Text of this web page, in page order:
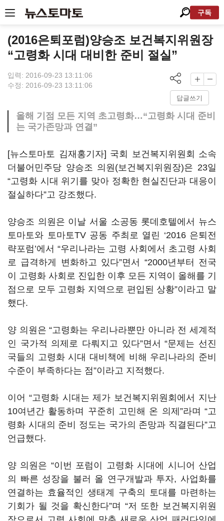
구독
(2016은퇴포럼)양승조 보건복지위원장
“고령화 시대 대비한 준비 절실”
입력: 2016-09-23 13:11:06
수정: 2016-09-23 13:11:06
답글쓰기
올해 기점 모든 지역 초고령화…“고령화 시대 준비
는 국가존망과 연결”
[뉴스토마토 김재홍기자] 국회 보건복지위원회 소속
더불어민주당 양승조 의원(보건복지위원장)은 23일
“고령화 시대 위기를 맞아 정확한 현실진단과 대응이
절실하다”고 강조했다.
양승조 의원은 이날 서울 소공동 롯데호텔에서 뉴스
토마토와 토마토TV 공동 주최로 열린 ‘2016 은퇴전
략포럼’에서 “우리나라는 고령 사회에서 초고령 사회
로 급격하게 변화하고 있다”면서 “2000년부터 전국
이 고령화 사회로 진입한 이후 모든 지역이 올해를 기
점으로 모두 고령화 지역으로 편입된 상황”이라고 말
했다.
양 의원은 “고령화는 우리나라뿐만 아니라 전 세계적
인 국가적 의제로 다뤄지고 있다”면서 “문제는 선진
국들의 고령화 시대 대비책에 비해 우리나라의 준비
수준이 부족하다는 점”이라고 지적했다.
이어 “고령화 시대는 제가 보건복지위원회에서 지난
10여년간 활동하며 꾸준히 고민해 온 의제”라며 “고
령화 시대의 준비 정도는 국가의 존망과 직결된다”고
언급했다.
양 의원은 “이번 포럼이 고령화 시대에 시니어 산업
의 빠른 성장을 불러 올 연구개발과 투자, 사업화를
연결하는 효율적인 생태계 구축의 토대를 마련하는
기회가 될 것을 확신한다”며 “저 또한 보건복지위원